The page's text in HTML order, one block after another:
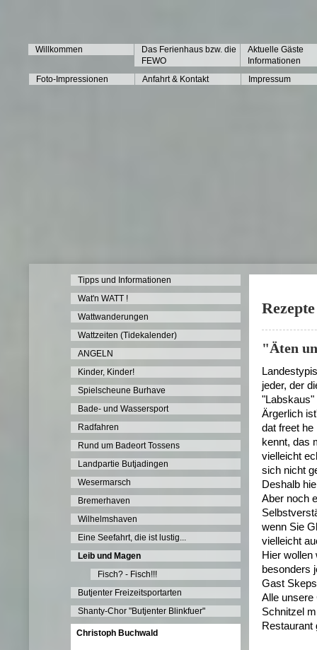
Willkommen
Das Ferienhaus bzw. die
FEWO
Aktuelle Gäste
Informationen
Foto-Impressionen
Anfahrt & Kontakt Impressum
"Äten
jeder, der
"Labskaus"
Ärgerlich
dat freet he
kennt, das
vielleicht
sich nicht
Deshalb
Aber noch
wenn Sie
vielleicht
Hier wollen
besonders
Gast
Alle unsere
Schnitzel
Restaurant
Tipps und Informationen
Wat'n WATT !
Wattwanderungen
Wattzeiten (Tidekalender)
ANGELN
Kinder, Kinder!
Spielscheune Burhave
Bade- und Wassersport
Radfahren
Rund um Badeort Tossens
Landpartie Butjadingen
Wesermarsch
Bremerhaven
Wilhelmshaven
Eine Seefahrt, die ist lustig...
Leib und Magen
Fisch? - Fisch!!!
Butjenter Freizeitsportarten
Shanty-Chor "Butjenter Blinkfuer"
Christoph Buchwald